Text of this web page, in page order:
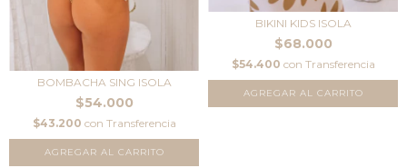
BOMBACHA SING ISOLA
$54.000
$43.200 con Transferencia
AGREGAR AL CARRITO
BIKINI KIDS ISOLA
$68.000
$54.400 con Transferencia
AGREGAR AL CARRITO